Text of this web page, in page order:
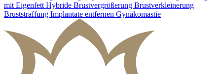
mit Eigenfett Hybride Brustvergrößerung Brustverkleinerung
Bruststraffung Implantate entfernen Gynäkomastie